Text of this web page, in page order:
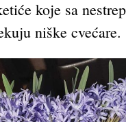
koje sa
niške cvećare.